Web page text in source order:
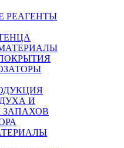
РЕАГЕНТЫ
И
ЗАПАХОВ